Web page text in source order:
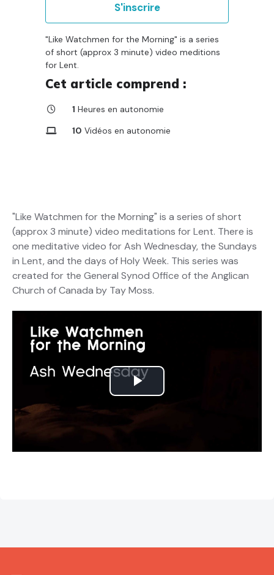
S'inscrire
"Like Watchmen for the Morning" is a series
of short (approx 3 minute) video meditions
for Lent.
Cet article comprend :
1 Heures en autonomie
10 Vidéos en autonomie
"Like Watchmen for the Morning" is a series of short
(approx 3 minute) video meditations for Lent. There is
one meditative video for Ash Wednesday, the Sundays
in Lent, and the days of Holy Week. This series was
created for the General Synod Office of the Anglican
Church of Canada by Tay Moss.
L
r